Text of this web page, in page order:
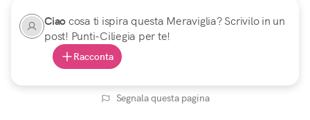
Ciaocosa ti ispira questa Meraviglia? Scrivilo in un
post! Punti-Ciliegia per te!
Racconta
Segnala questa pagina